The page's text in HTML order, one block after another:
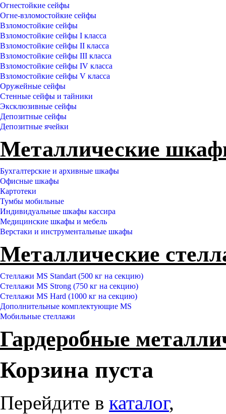
Огнестойкие сейфы
Огне-взломостойкие сейфы
Взломостойкие сейфы
Взломостойкие сейфы I класса
Взломостойкие сейфы II класса
Взломостойкие сейфы III класса
Взломостойкие сейфы IV класса
Взломостойкие сейфы V класса
Оружейные сейфы
Стенные сейфы и тайники
Эксклюзивные сейфы
Депозитные сейфы
Депозитные ячейки
Металлические
Бухгалтерские и архивные шкафы
Офисные шкафы
Картотеки
Тумбы мобильные
Индивидуальные шкафы кассира
Медицинские шкафы и мебель
Верстаки и инструментальные шкафы
Металлические
Стеллажи MS Standart (500 кг на секцию)
Стеллажи MS Strong (750 кг на секцию)
Стеллажи MS Hard (1000 кг на секцию)
Дополнительные комплектующие MS
Мобильные стеллажи
Гардеробные
Корзина пуста
Перейдите в каталог,